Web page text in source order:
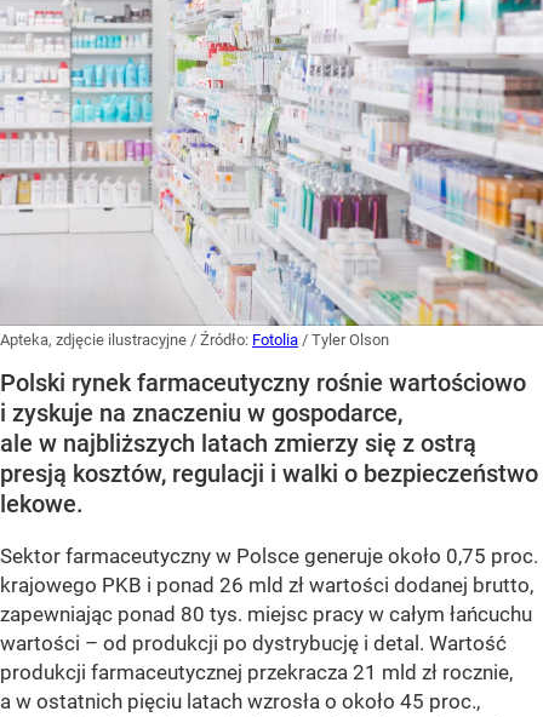
Apteka, zdjęcie ilustracyjne / Źródło: Fotolia / Tyler Olson
Polski rynek farmaceutyczny rośnie wartościowo
i zyskuje na znaczeniu w gospodarce,
ale w najbliższych latach zmierzy się z ostrą
presją kosztów, regulacji i walki o bezpieczeństwo
lekowe.
Sektor farmaceutyczny w Polsce generuje około 0,75 proc.
krajowego PKB i ponad 26 mld zł wartości dodanej brutto,
zapewniając ponad 80 tys. miejsc pracy w całym łańcuchu
wartości – od produkcji po dystrybucję i detal. Wartość
produkcji farmaceutycznej przekracza 21 mld zł rocznie,
a w ostatnich pięciu latach wzrosła o około 45 proc.,